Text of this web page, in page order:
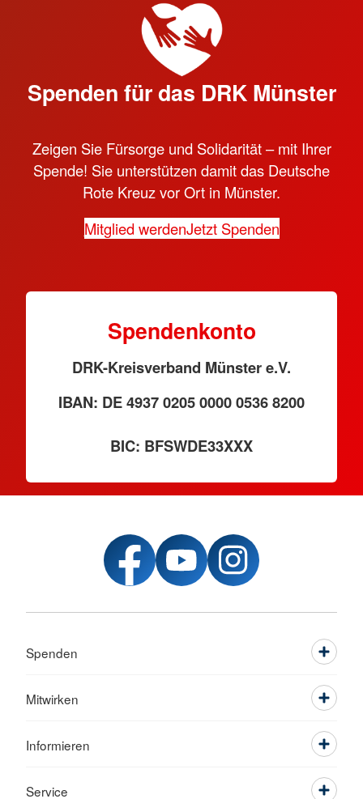
Spenden für das DRK Münster
Zeigen Sie Fürsorge und Solidarität – mit Ihrer
Spende! Sie unterstützen damit das Deutsche
Rote Kreuz vor Ort in Münster.
Mitglied werdenJetzt Spenden
Spendenkonto
DRK-Kreisverband Münster e.V.
IBAN: DE 4937 0205 0000 0536 8200
BIC: BFSWDE33XXX
Spenden
Mitwirken
Informieren
Service